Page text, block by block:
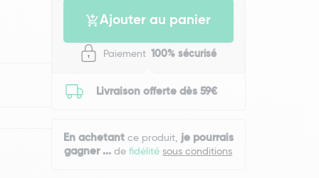
Ajouter au panier
Paiement 100% sécurisé
Livraison offerte dès 59€
En achetantce produit, je pourrais
gagner ... defidélitésous conditions